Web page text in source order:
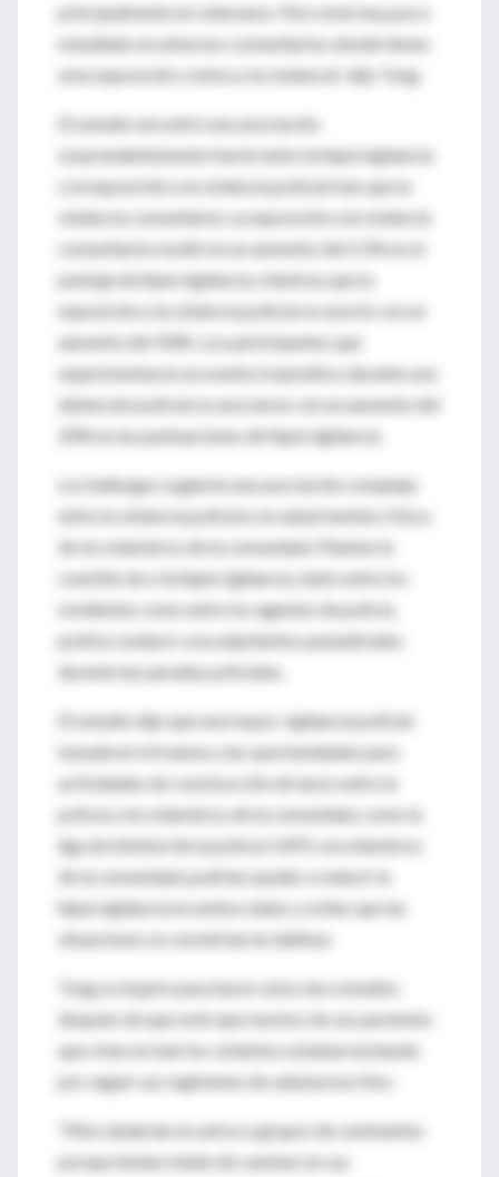
principalmente en veteranos. Pero está muy poco
estudiado en entornos comunitarios donde tienes
esta exposición crónica a la violencia", dijo Tung.
El estudio encontró una asociación
sorprendentemente fuerte entre la hipervigilancia
y la exposición a la violencia policial más que la
violencia comunitaria. La exposición a la violencia
comunitaria resultó en un aumento del 5.5% en el
puntaje de hipervigilancia, mientras que la
exposición a la violencia policial se asoció con un
aumento del 9.8%. Los participantes que
experimentaron un evento traumático durante una
detención policial se asociaron con un aumento del
20% en las puntuaciones de hipervigilancia.
Los hallazgos sugieren una asociación compleja
entre la violencia policial y la salud mental y física
de los miembros de la comunidad. Planteó la
cuestión de si la hipervigilancia, tanto entre los
residentes como entre los agentes de policía,
podría conducir a escalamientos perjudiciales
durante las paradas policiales.
El estudio dijo que una mayor vigilancia policial
basada en el trauma y las oportunidades para
actividades de construcción de lazos entre la
policía y los miembros de la comunidad, como la
liga de béisbol de la policía CAPS con miembros
de la comunidad, podrían ayudar a reducir la
hipervigilancia en ambos lados y evitar que las
situaciones se conviertan en dañinas.
Tung se inspiró para hacer estos dos estudios
después de que notó que muchos de sus pacientes
que viven en barrios violentos estaban luchando
por seguir sus regímenes de salud prescritos.
"Ellos dudarían en unirse a grupos de caminantes
porque tenían miedo de caminar en sus